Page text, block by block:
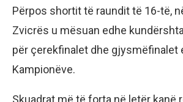
Përpos shortit të raundit të 16-të,
Zvicrës u mësuan edhe
për çerekfinalet dhe gjysmëfinalet
Kampionëve.
Skuadrat më të forta në letër kanë